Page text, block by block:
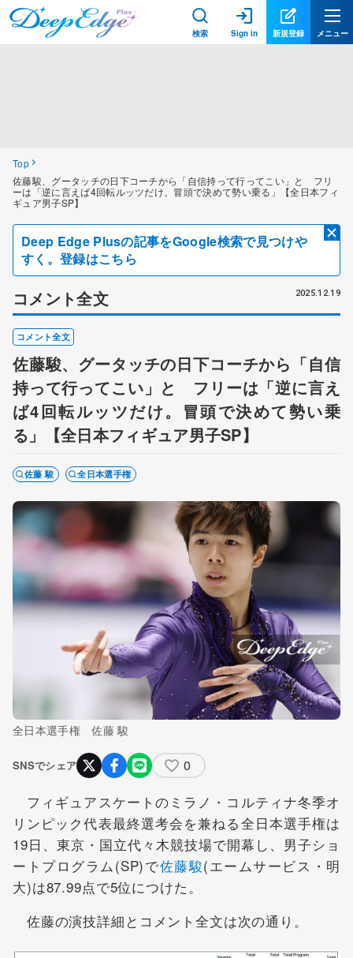
検索 Sign in 新規登録 メニュー
Top
佐藤駿、グータッチの日下コーチから「自信持って行ってこい」と フリ
ーは「逆に言えば4回転ルッツだけ。冒頭で決めて勢い乗る」【全日本フィ
ギュア男子SP】
Deep Edge Plusの記事をGoogle検索で見つけや
すく。登録はこちら
コメント全文 2025.12.19
コメント全文
佐藤駿、グータッチの日下コーチから「自信
持って行ってこい」と フリーは「逆に言え
ば4回転ルッツだけ。冒頭で決めて勢い乗
る」【全日本フィギュア男子SP】
佐藤 駿 全日本選手権
全日本選手権 佐藤 駿
SNSでシェア 0
フィギュアスケートのミラノ・コルティナ冬季オ
リンピック代表最終選考会を兼ねる全日本選手権は
19日、東京・国立代々木競技場で開幕し、男子ショ
ートプログラム(SP)で佐藤駿(エームサービス・明
大)は87.99点で5位につけた。
佐藤の演技詳細とコメント全文は次の通り。